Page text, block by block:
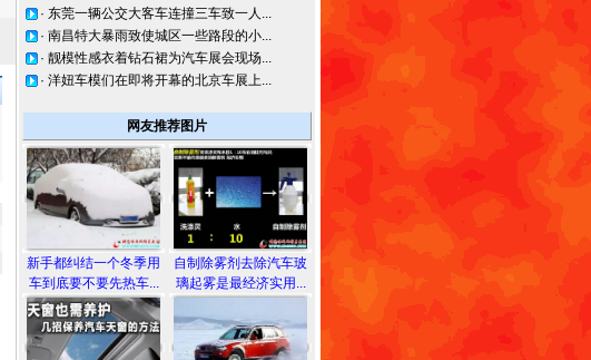
· 东莞一辆公交大客车连撞三车致一人...
· 南昌特大暴雨致使城区一些路段的小...
· 靓模性感衣着钻石裙为汽车展会现场...
· 洋妞车模们在即将开幕的北京车展上...
网友推荐图片
新手都纠结一个冬季用
车到底要不要先热车...
自制除雾剂去除汽车玻
璃起雾是最经济实用...